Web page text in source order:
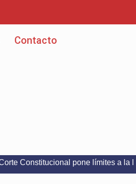
Contacto
pone límites a la libertad